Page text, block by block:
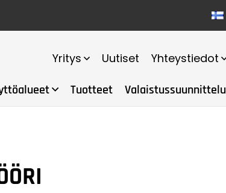
Yritys Uutiset Yhteystiedot
Tuotteet Valaistussuunnittelu